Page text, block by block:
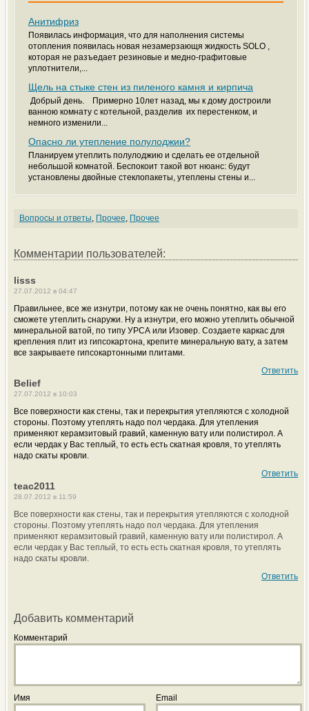
Анитифриз
Появилась информация, что для наполнения системы
отопления появилась новая незамерзающя жидкость SOLO ,
которая не разъедает резиновые и медно-графитовые
уплотнители,...
Щель на стыке стен из пиленого камня и кирпича
Добрый день. Примерно 10лет назад, мы к дому достроили
ванною комнату с котельной, разделив их перестенком, и
немного изменили...
Опасно ли утепление полулоджии?
Планируем утеплить полулоджию и сделать ее отдельной
небольшой комнатой. Беспокоит такой вот нюанс: будут
установлены двойные стеклопакеты, утеплены стены и...
Вопросы и ответы, Прочее, Прочее
Комментарии пользователей:
lisss
27.07.2012 в 04:47
Правильнее, все же изнутри, потому как не очень понятно, как вы его
сможете утеплить снаружи. Ну а изнутри, его можно утеплить обычной
минеральной ватой, по типу УРСА или Изовер. Создаете каркас для
крепления плит из гипсокартона, крепите минеральную вату, а затем
все закрываете гипсокартонными плитами.
Ответить
Belief
27.07.2012 в 10:03
Все поверхности как стены, так и перекрытия утепляются с холодной
стороны. Поэтому утеплять надо пол чердака. Для утепления
применяют керамзитовый гравий, каменную вату или полистирол. А
если чердак у Вас теплый, то есть есть скатная кровля, то утеплять
надо скаты кровли.
Ответить
teac2011
28.07.2012 в 11:59
Все поверхности как стены, так и перекрытия утепляются с холодной
стороны. Поэтому утеплять надо пол чердака. Для утепления
применяют керамзитовый гравий, каменную вату или полистирол. А
если чердак у Вас теплый, то есть есть скатная кровля, то утеплять
надо скаты кровли.
Ответить
Добавить комментарий
Комментарий
Имя Email